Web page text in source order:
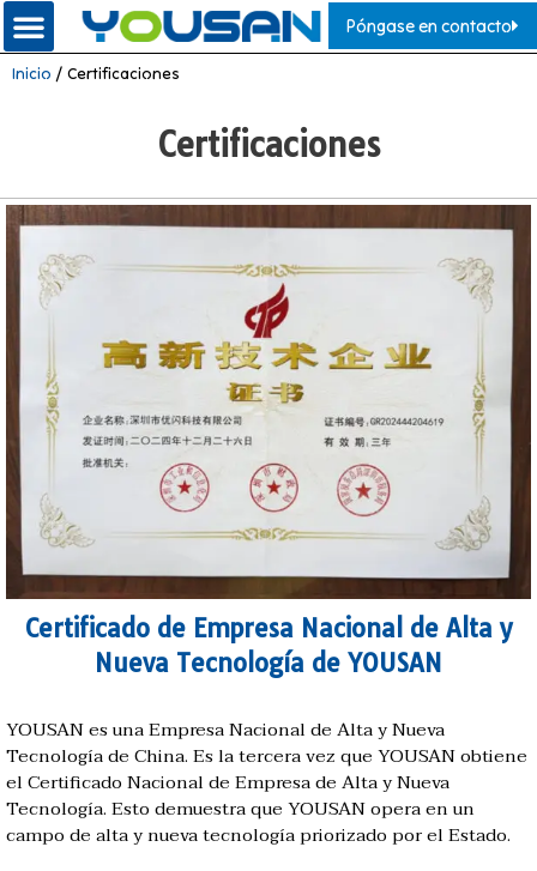
Póngase en contacto
Inicio / Certificaciones
Certificaciones
Certificado de Empresa Nacional de Alta y
Nueva Tecnología de YOUSAN
YOUSAN es una Empresa Nacional de Alta y Nueva
Tecnología de China. Es la tercera vez que YOUSAN obtiene
el Certificado Nacional de Empresa de Alta y Nueva
Tecnología. Esto demuestra que YOUSAN opera en un
campo de alta y nueva tecnología priorizado por el Estado.